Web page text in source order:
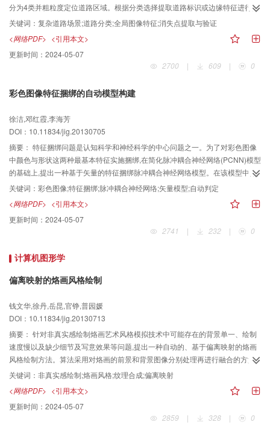
分为4类并粗粒度定位道路区域。根据分类选择提取道路标识或边缘特征进行尺
度变换的线段检测或区域分割并投票消失点集,再选择使用逆透视仿射变换或色
彩纹理信息验证获得有效消失点。通过图像预处理移除道路车辆及阴影干扰,进
一步提高检测精度。实验证明道路特征分类有效,在光照阴影、色彩纹理及遮挡
等条件各异的场景中,层次化消失点检测方法均获得实时鲁棒的检测结果,比现有
在复杂场景平均误差较小的基于本征直线方向与色彩纹理的检测方法精度与效
关键词： 复杂道路场景;道路分类;全局图像特征;消失点提取与验证
<网络PDF> <引用本文>
更新时间： 2024-05-07
2700
| 609 | 0
彩色图像特征捆绑的自动模型构建
徐洁,邓红霞,李海芳
DOI：10.11834/jig.20130705
摘要： 特征捆绑问题是认知科学和神经科学的中心问题之一。为了对彩色图像
中颜色与形状这两种最基本特征实施捆绑,在简化脉冲耦合神经网络(PCNN)模型
的基础上,提出一种基于矢量的特征捆绑脉冲耦合神经网络模型。在该模型中,利
用神经元的第1次脉冲发放时间将不同的特征进行分离,同时利用神经元的自身输
入刺激将属于同一感知对象的不同特征进行捆绑。仿真实验结果表明,该模型能
够很好地实现彩色图像特征的分离和捆绑,并实现迭代次数的自动判定,对脉冲耦
合神经网络模型在彩色图像特征捆绑的研究和应用中具有一定的参考价值。
关键词： 彩色图像;特征捆绑;脉冲耦合神经网络;矢量模型;自动判定
<网络PDF> <引用本文>
更新时间： 2024-05-07
2741
| 232 | 0
计算机图形学
偏离映射的烙画风格绘制
钱文华,徐丹,岳昆,官铮,普园媛
DOI：10.11834/jig.20130713
摘要： 针对非真实感绘制烙画艺术风格模拟技术中可能存在的背景单一、绘制
速度慢以及缺少细节及写意效果等问题,提出一种自动的、基于偏离映射的烙画
风格绘制方法。算法采用对烙画的前景和背景图像分别处理再进行融合的方法,
首先通过边界扩充、种子点填充、L2距离优化等改进的纹理合成算法,将样本合
成为烙画背景图像,扩展了背景题材;其次,采用各向异性滤波平滑前景图像的结构
张量场,并沿张量场局部曲线方向进行线积分卷积计算的方法突出了烙画前景写
意风格的特点,同时通过图像增强技术增强了局部细节和结构信息。此外,采用改
进的Phong光照明模型将前景图像偏离映射到背景图像中。最终的实验结果突
关键词： 非真实感绘制;烙画风格;纹理合成;偏离映射
<网络PDF> <引用本文>
更新时间： 2024-05-07
2859
| 328 | 0